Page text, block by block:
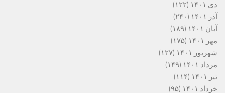
دی ۱۴۰۱
(۱۲۲)
آذر ۱۴۰۱
(۲۴۰)
آبان ۱۴۰۱
(۱۸۹)
مهر ۱۴۰۱
(۱۷۵)
شهریور ۱۴۰۱
(۱۲۷)
مرداد ۱۴۰۱
(۱۴۹)
تیر ۱۴۰۱
(۱۱۴)
خرداد ۱۴۰۱
(۹۵)